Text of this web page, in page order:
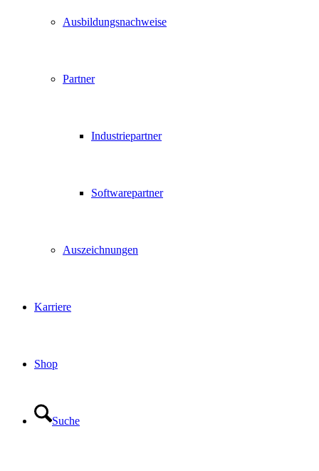
Ausbildungsnachweise
Partner
Industriepartner
Softwarepartner
Auszeichnungen
Karriere
Shop
Suche